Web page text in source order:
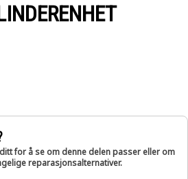
for å se om denne delen passer eller om
reparasjonsalternativer.